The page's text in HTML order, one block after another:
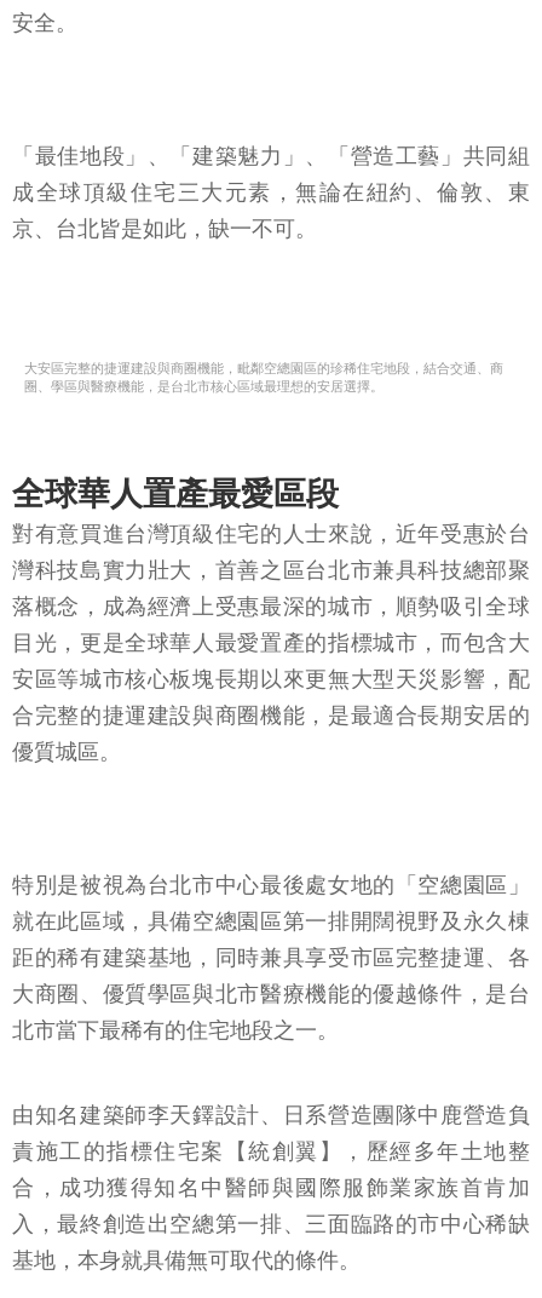
安全。
「最佳地段」、「建築魅力」、「營造工藝」共同組
成全球頂級住宅三大元素，無論在紐約、倫敦、東
京、台北皆是如此，缺一不可。
大安區完整的捷運建設與商圈機能，毗鄰空總園區的珍稀住宅地段，結合交通、商
圈、學區與醫療機能，是台北市核心區域最理想的安居選擇。
全球華人置產最愛區段
對有意買進台灣頂級住宅的人士來說，近年受惠於台
灣科技島實力壯大，首善之區台北市兼具科技總部聚
落概念，成為經濟上受惠最深的城市，順勢吸引全球
目光，更是全球華人最愛置產的指標城市，而包含大
安區等城市核心板塊長期以來更無大型天災影響，配
合完整的捷運建設與商圈機能，是最適合長期安居的
優質城區。
特別是被視為台北市中心最後處女地的「空總園區」
就在此區域，具備空總園區第一排開闊視野及永久棟
距的稀有建築基地，同時兼具享受市區完整捷運、各
大商圈、優質學區與北市醫療機能的優越條件，是台
北市當下最稀有的住宅地段之一。
由知名建築師李天鐸設計、日系營造團隊中鹿營造負
責施工的指標住宅案【統創翼】，歷經多年土地整
合，成功獲得知名中醫師與國際服飾業家族首肯加
入，最終創造出空總第一排、三面臨路的市中心稀缺
基地，本身就具備無可取代的條件。